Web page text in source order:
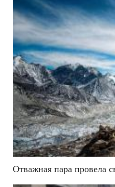
Отважная пара провела